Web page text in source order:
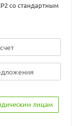
со стандартным
лицам